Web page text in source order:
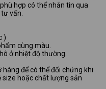
hợp có thể nhắn tin qua
vấn.
)
cùng màu.
ở nhiệt độ thường.
để có thể đối chứng khi
size hoặc chất lượng sản